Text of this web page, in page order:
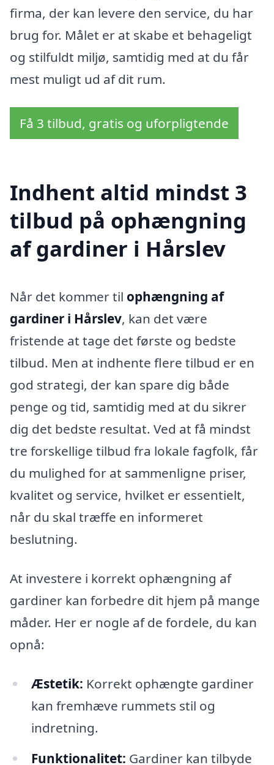
firma, der kan levere den service, du har
brug for. Målet er at skabe et behageligt
og stilfuldt miljø, samtidig med at du får
mest muligt ud af dit rum.
Få 3 tilbud, gratis og uforpligtende
Indhent altid mindst 3
tilbud på ophængning
af gardiner i Hårslev
Når det kommer til ophængning af
gardiner i Hårslev, kan det være
fristende at tage det første og bedste
tilbud. Men at indhente flere tilbud er en
god strategi, der kan spare dig både
penge og tid, samtidig med at du sikrer
dig det bedste resultat. Ved at få mindst
tre forskellige tilbud fra lokale fagfolk, får
du mulighed for at sammenligne priser,
kvalitet og service, hvilket er essentielt,
når du skal træffe en informeret
beslutning.
At investere i korrekt ophængning af
gardiner kan forbedre dit hjem på mange
måder. Her er nogle af de fordele, du kan
opnå:
Æstetik: Korrekt ophængte gardiner
kan fremhæve rummets stil og
indretning.
Funktionalitet: Gardiner kan tilbyde